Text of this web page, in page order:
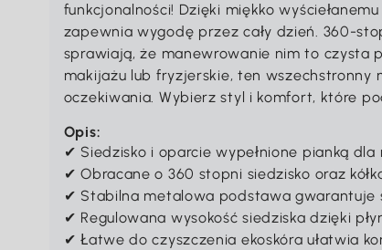
funkcjonalności! Dzięki miękko
zapewnia wygodę przez cały dzień. 360-
sprawiają, że manewrowanie nim to czysta
makijażu lub fryzjerskie, ten wszechstronny
oczekiwania. Wybierz styl i komfort, które
Opis:
✔ Siedzisko i oparcie wypełnione pianką
✔ Obracane o 360 stopni siedzisko oraz
✔ Stabilna metalowa podstawa gwarantuje
✔ Regulowana wysokość siedziska dzięki
✔ Łatwe do czyszczenia ekoskóra ułatwia